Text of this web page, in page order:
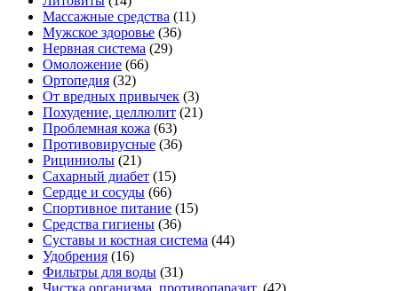
Массажные средства (11)
Мужское здоровье (36)
Нервная система (29)
Омоложение (66)
Ортопедия (32)
От вредных привычек (3)
Похудение, целлюлит (21)
Проблемная кожа (63)
Противовирусные (36)
Рициниолы (21)
Сахарный диабет (15)
Сердце и сосуды (66)
Спортивное питание (15)
Средства гигиены (36)
Суставы и костная система (44)
Удобрения (16)
Фильтры для воды (31)
Чистка организма, противопаразит. (42)